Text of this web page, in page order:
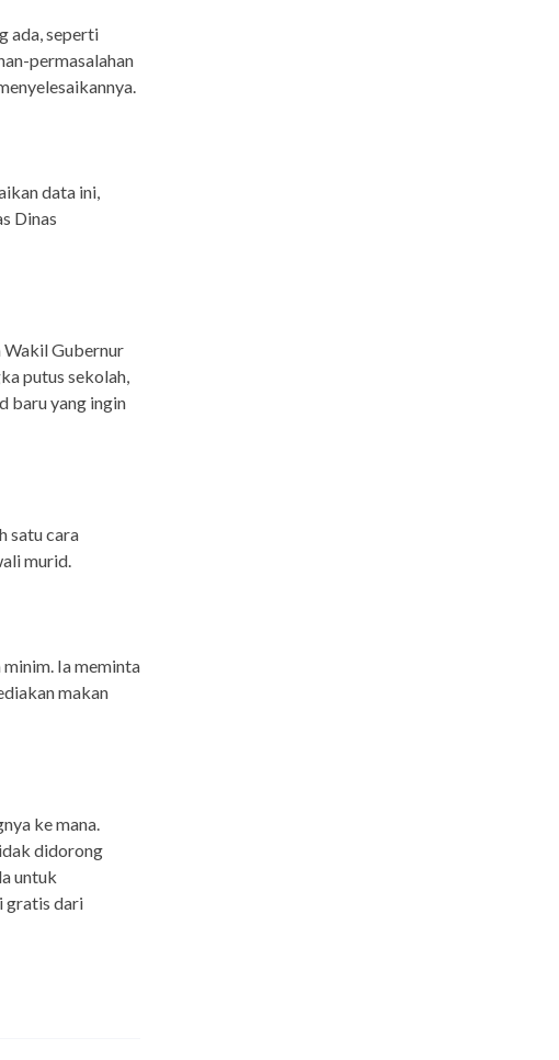
ada, seperti
permasalahan
data ini,
Dinas
Wakil Gubernur
putus sekolah,
baru yang ingin
satu cara
murid.
Ia meminta
makan
ke mana.
didorong
untuk
gratis dari